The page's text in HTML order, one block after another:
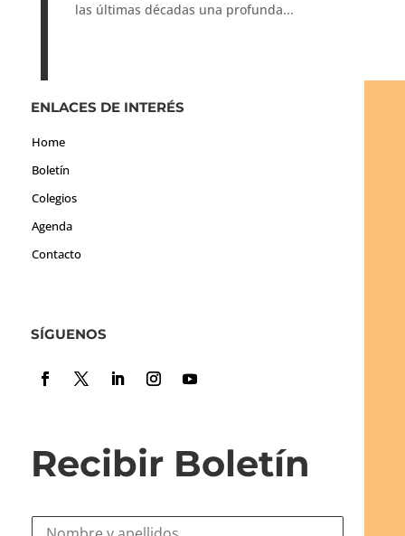
las últimas décadas una profunda...
ENLACES DE INTERÉS
Home
Boletín
Colegios
Agenda
Contacto
SÍGUENOS
Recibir Boletín
N